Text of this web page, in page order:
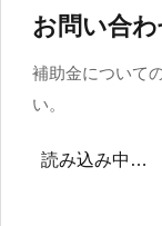
お問い合
補助金について
い。